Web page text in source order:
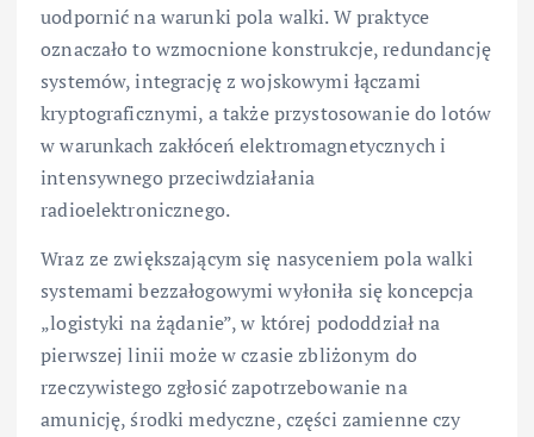
uodpornić na warunki pola walki. W praktyce
oznaczało to wzmocnione konstrukcje, redundancję
systemów, integrację z wojskowymi łączami
kryptograficznymi, a także przystosowanie do lotów
w warunkach zakłóceń elektromagnetycznych i
intensywnego przeciwdziałania
radioelektronicznego.
Wraz ze zwiększającym się nasyceniem pola walki
systemami bezzałogowymi wyłoniła się koncepcja
„logistyki na żądanie”, w której pododdział na
pierwszej linii może w czasie zbliżonym do
rzeczywistego zgłosić zapotrzebowanie na
amunicję, środki medyczne, części zamienne czy